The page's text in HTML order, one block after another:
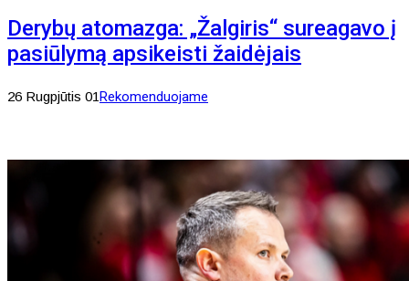
Derybų atomazga: „Žalgiris“ sureagavo į
pasiūlymą apsikeisti žaidėjais
26 Rugpjūtis 01Rekomenduojame